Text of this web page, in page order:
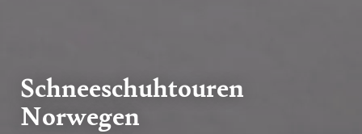
Schneeschuhtouren
Norwegen